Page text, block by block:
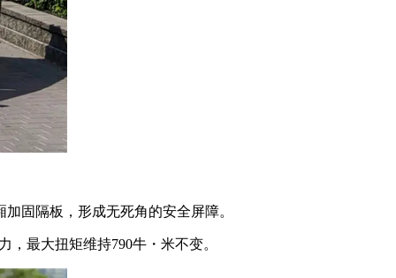
固隔板，形成无死角的安全屏障。
最大扭矩维持790牛・米不变。